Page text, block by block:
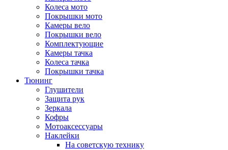
Колеса мото
Покрышки мото
Камеры вело
Покрышки вело
Комплектующие
Камеры тачка
Колеса тачка
Покрышки тачка
Тюнинг
Глушители
Защита рук
Зеркала
Кофры
Мотоаксессуары
Наклейки
На советскую технику